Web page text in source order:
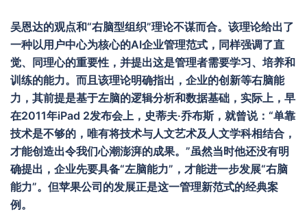
吴恩达的观点和“右脑型组织”理论不谋而合。该理论给出了
一种以用户中心为核心的AI企业管理范式，同样强调了直
觉、同理心的重要性，并提出这是管理者需要学习、培养和
训练的能力。而且该理论明确指出，企业的创新等右脑能
力，其前提是基于左脑的逻辑分析和数据基础，实际上，早
在2011年iPad 2发布会上，史蒂夫·乔布斯，就曾说： “单靠
技术是不够的，唯有将技术与人文艺术及人文学科相结合，
才能创造出令我们心潮澎湃的成果。 ”虽然当时他还没有明
确提出，企业先要具备“左脑能力” ，才能进一步发展“右脑
能力”。但苹果公司的发展正是这一管理新范式的经典案
例。